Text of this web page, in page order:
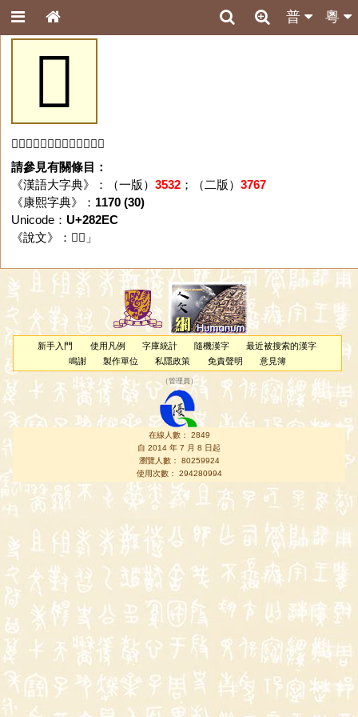
粵
普
𨋬
「𨋬」字未收錄於本資料庫。
請參見有關條目：
《漢語大字典》：（一版） 3532；（二版） 3767
《康熙字典》： 1170 (30)
Unicode： U+282EC
《說文》：「 𨋬 」
新手入門 使用凡例 字庫統計 隨機漢字
最近被搜索的漢字
鳴謝
製作單位 私隱政策 免責聲明 意見簿
（管理員 ）
在線人數： 2849
自 2014 年 7 月 8 日起
瀏覽人數： 80259924
使用次數： 294280994